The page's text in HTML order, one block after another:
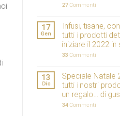
27Commenti
17
Gen
Infusi, tisane,
tutti i prodotti
iniziare il 2022 in
33 Commenti
13
Dic
Speciale Natale
tutti i nostri
un regalo… di
34Commenti